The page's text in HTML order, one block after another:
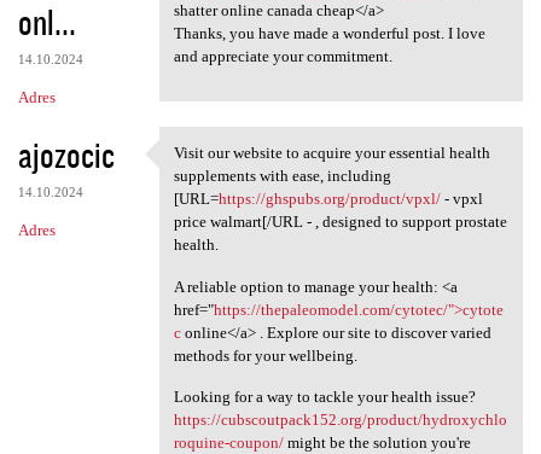
onl...
14.10.2024
Adres
shatter online canada cheap</a>
Thanks, you have made a wonderful post. I love
and appreciate your commitment.
ajozocic
14.10.2024
Adres
Visit our website to acquire
Visit our website to acquire your essential health
supplements with ease, including
[URL=https://ghspubs.org/product/vpxl/- vpxl
price walmart[/URL - , designed to support prostate
health.
A reliable option to manage your health: <a
href="https://thepaleomodel.com/cytotec/">cytote
conline</a> . Explore our site to discover varied
methods for your wellbeing.
Looking for a way to tackle your health issue?
https://cubscoutpack152.org/product/hydroxychlo
roquine-coupon/might be the solution you're